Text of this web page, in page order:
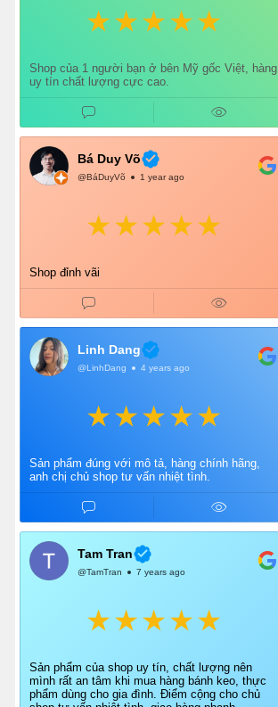
Shop của 1 người bạn ở bên Mỹ gốc Việt, hàng
uy tín chất lượng cực cao.
Bá Duy Võ
@BáDuyVõ 1 year ago
Shop đỉnh vãi
Linh Dang
@LinhDang 4 years ago
Sản phẩm đúng với mô tả, hàng chính hãng,
anh chị chủ shop tư vấn nhiệt tình.
Tam Tran
@TamTran 7 years ago
Sản phẩm của shop uy tín, chất lượng nên
mình rất an tâm khi mua hàng bánh keo, thực
phẩm dùng cho gia đình. Điểm cộng cho chủ